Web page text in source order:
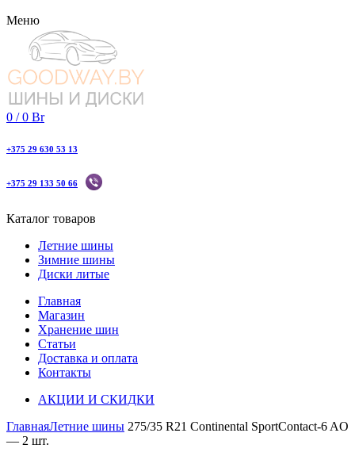
Меню
0 / 0 Br
+375 29 630 53 13
+375 29 133 50 66
Каталог товаров
Летние шины
Зимние шины
Диски литые
Главная
Магазин
Хранение шин
Статьи
Доставка и оплата
Контакты
АКЦИИ И СКИДКИ
ГлавнаяЛетние шины 275/35 R21 Continental SportContact-6 AO
— 2 шт.